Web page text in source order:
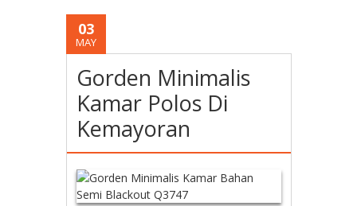
03
MAY
Gorden Minimalis
Kamar Polos Di
Kemayoran